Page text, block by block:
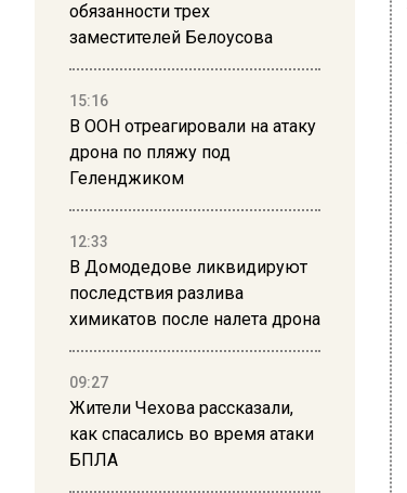
обязанности трех
заместителей Белоусова
15:16
В ООН отреагировали на атаку
дрона по пляжу под
Геленджиком
12:33
В Домодедове ликвидируют
последствия разлива
химикатов после налета дрона
09:27
Жители Чехова рассказали,
как спасались во время атаки
БПЛА